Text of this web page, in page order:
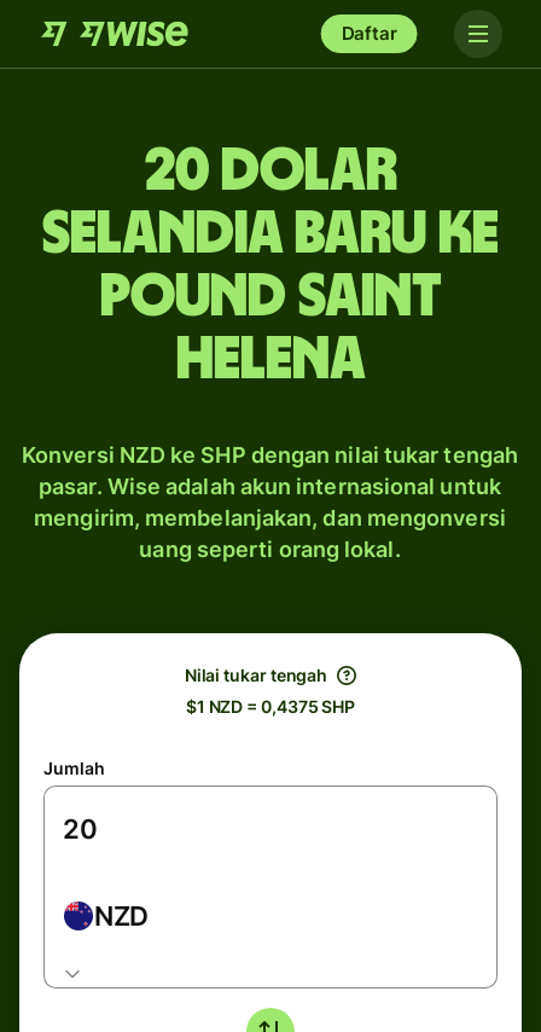
Daftar
20 dolar
Selandia Baru ke
pound Saint
Helena
Konversi NZD ke SHP dengan nilai tukar tengah
pasar. Wise adalah akun internasional untuk
mengirim, membelanjakan, dan mengonversi
uang seperti orang lokal.
Nilai tukar tengah
$1 NZD = 0,4375 SHP
Jumlah
NZD